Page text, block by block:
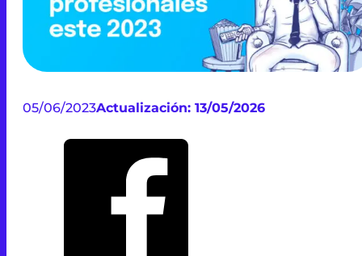
05/06/2023Actualización: 13/05/2026